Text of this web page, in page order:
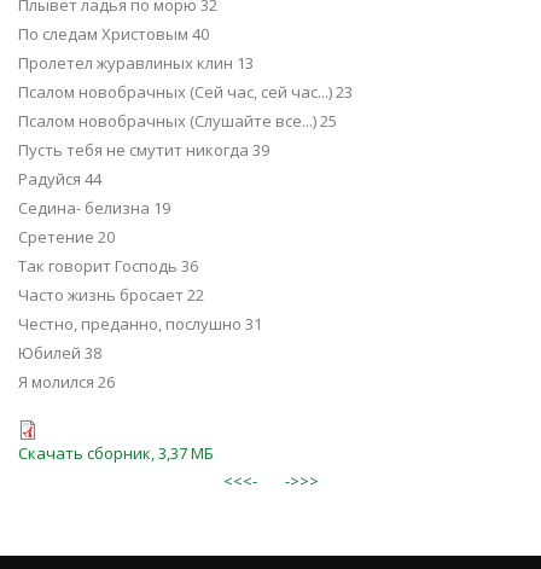
Плывет ладья по морю 32
По следам Христовым 40
Пролетел журавлиных клин 13
Псалом новобрачных (Сей час, сей час...) 23
Псалом новобрачных (Слушайте все...) 25
Пусть тебя не смутит никогда 39
Радуйся 44
Седина- белизна 19
Сретение 20
Так говорит Господь 36
Часто жизнь бросает 22
Честно, преданно, послушно 31
Юбилей 38
Я молился 26
Скачать сборник, 3,37 МБ
<<<-
->>>